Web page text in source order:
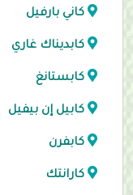
كاني بارفيل
كابديناك غاري
كابستانغ
كابيل إن بيفيل
كابفرن
كارانتك